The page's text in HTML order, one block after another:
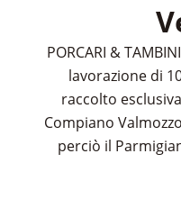
PORCARI &
lavorazione di
raccolto
Compiano
perciò il